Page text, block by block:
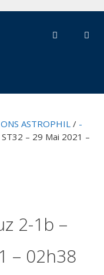
ASTROPHIL / -
– 29 Mai 2021 –
2-1b –
– 02h38